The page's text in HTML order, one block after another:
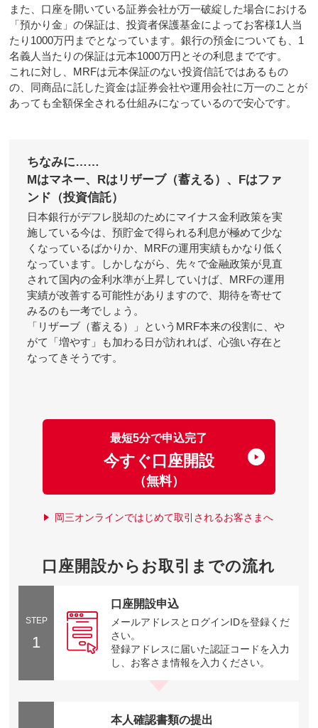
また、口座を開いている証券会社が万一破綻した場合における
「預かり金」の保証は、投資者保護基金によってお客様1人当
たり1000万円までとなっています。銀行の預金についても、1
名義人当たりの保証は元本1000万円とその利息までです。
これに対し、MRFは元本保証のない投資信託ではあるもの
の、同商品に託した資金は証券会社や運用会社に万一のことが
あっても全額保全される仕組みになっているので安心です。
ちなみに……
Mはマネー、Rはリザーブ（蓄える）、Fはファ
ンド（投資信託）
日本銀行がデフレ脱却のためにマイナス金利政策を実
施している今は、預貯金で得られる利息が極めて少な
くなっているばかりか、MRFの運用実績もかなり低く
なっています。しかしながら、先々で金融政策が見直
されて国内の金利水準が上昇していけば、MRFの運用
実績が改善する可能性がありますので、期待を寄せて
みるのも一考でしょう。
「リザーブ（蓄える）」というMRF本来の役割に、や
がて「増やす」も加わる日が訪れれば、心強い存在と
なってきそうです。
最短5分で申込完了
今すぐ口座開設
（無料）
岡三オンラインではじめて取引されるお客さまへ
口座開設からお取引までの流れ
STEP
1
口座開設申込
メールアドレスとログインIDを登録くだ
さい。
登録アドレスに届いた認証コードを入力
し、お客さま情報を入力ください。
本人確認書類の提出